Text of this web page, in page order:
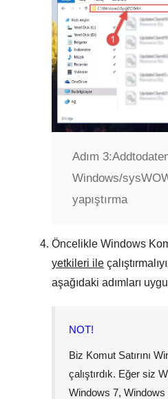
Adım 3:
Windows/
yapıştırma
Öncelikle Windows
yetkileri ile
aşağıdaki adımları
NOT!
Biz Komut Satırını
çalıştırdık. Eğer siz
Windows 7, Windows